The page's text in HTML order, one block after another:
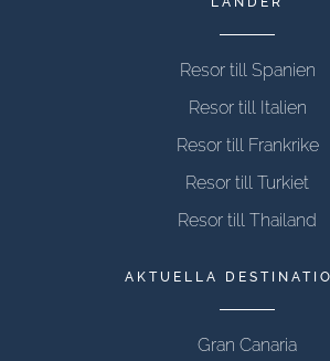
Resor till Spanien
Resor till Italien
Resor till Frankrike
Resor till Turkiet
Resor till Thailand
AKTUELLA
Gran Canaria